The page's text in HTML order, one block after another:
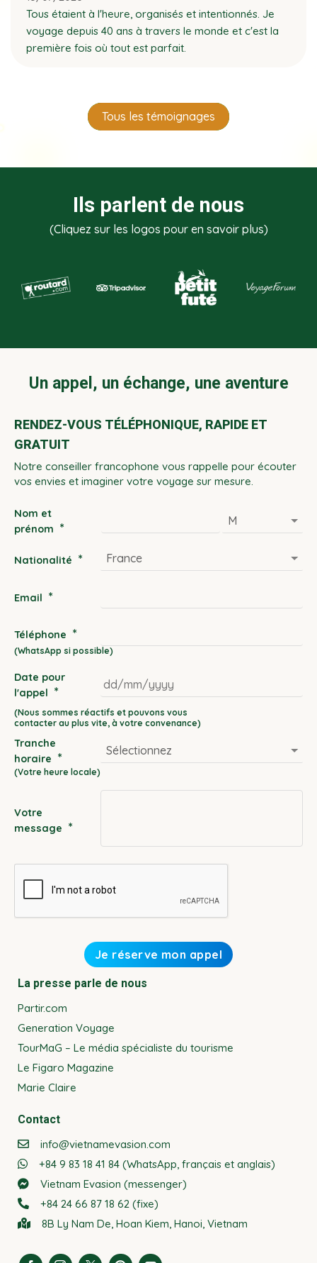
Tous étaient à l'heure, organisés et intentionnés. Je
voyage depuis 40 ans à travers le monde et c'est la
première fois où tout est parfait.
Tous les témoignages
Ils parlent de nous
(Cliquez sur les logos pour en savoir plus)
Un appel, un échange, une aventure
RENDEZ-VOUS TÉLÉPHONIQUE, RAPIDE ET
GRATUIT
Notre conseiller francophone vous rappelle pour écouter
vos envies et imaginer votre voyage sur mesure.
Nom et
prénom *
Nationalité *
Email *
Téléphone *
Date pour
l'appel *
DD
slash
MM
slash
Tranche
horaire *
Votre
message *
La presse parle de nous
Partir.com
Generation Voyage
TourMaG – Le média spécialiste du tourisme
Le Figaro Magazine
Marie Claire
Contact
info@vietnamevasion.com
+84 9 83 18 41 84 (WhatsApp, français et anglais)
Vietnam Evasion (messenger)
+84 24 66 87 18 62 (fixe)
8B Ly Nam De, Hoan Kiem, Hanoi, Vietnam